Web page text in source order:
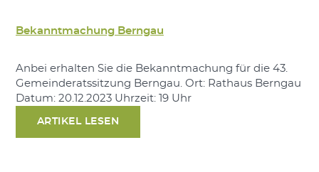
Bekanntmachung Berngau
Anbei erhalten Sie die Bekanntmachung für die 43.
Gemeinderatssitzung Berngau. Ort: Rathaus Berngau
Datum: 20.12.2023 Uhrzeit: 19 Uhr
ARTIKEL LESEN